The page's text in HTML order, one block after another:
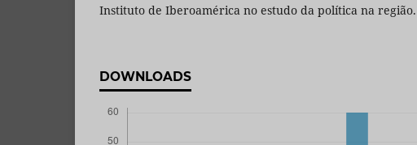
Instituto de Iberoamérica no estudo da política na região.
DOWNLOADS